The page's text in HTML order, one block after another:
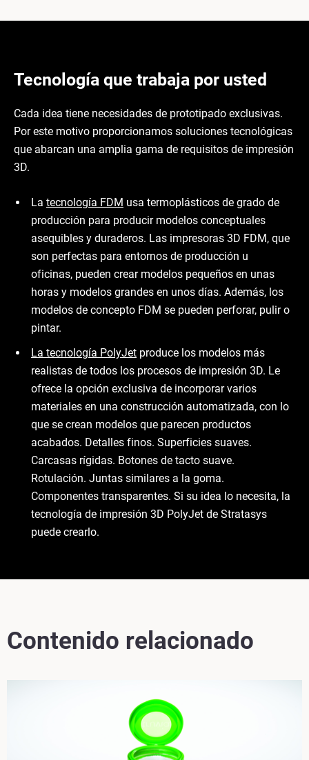
Tecnología que trabaja por usted
Cada idea tiene necesidades de prototipado exclusivas.
Por este motivo proporcionamos soluciones tecnológicas
que abarcan una amplia gama de requisitos de impresión
3D.
La tecnología FDM usa termoplásticos de grado de
producción para producir modelos conceptuales
asequibles y duraderos. Las impresoras 3D FDM, que
son perfectas para entornos de producción u
oficinas, pueden crear modelos pequeños en unas
horas y modelos grandes en unos días. Además, los
modelos de concepto FDM se pueden perforar, pulir o
pintar.
La tecnología PolyJet produce los modelos más
realistas de todos los procesos de impresión 3D. Le
ofrece la opción exclusiva de incorporar varios
materiales en una construcción automatizada, con lo
que se crean modelos que parecen productos
acabados. Detalles finos. Superficies suaves.
Carcasas rígidas. Botones de tacto suave.
Rotulación. Juntas similares a la goma.
Componentes transparentes. Si su idea lo necesita, la
tecnología de impresión 3D PolyJet de Stratasys
puede crearlo.
Contenido relacionado